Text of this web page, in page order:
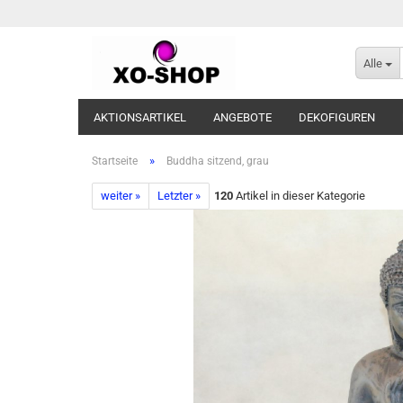
Alle
AKTIONSARTIKEL ANGEBOTE DEKOFIGUREN
Startseite » Buddha sitzend, grau
weiter » Letzter » 120 Artikel in dieser Kategorie